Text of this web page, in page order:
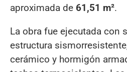
aproximada de 61,51 m².
La obra fue ejecutada con
estructura
cerámico y hormigón